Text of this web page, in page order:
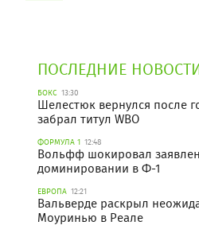
ПОСЛЕДНИЕ
БОКС 13:30
Шелестюк вернулся после
забрал титул WBO
ФОРМУЛА 1 12:48
Вольфф шокировал
доминировании в Ф-1
ЕВРОПА 12:21
Вальверде раскрыл
Моуринью в Реале